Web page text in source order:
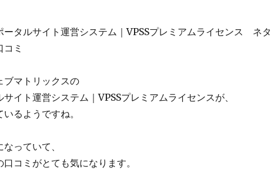
ータルサイト運営システム｜VPSSプレミアムライセンス ネ
ミ
ブマトリックスの
イト運営システム｜VPSSプレミアムライセンスが、
るようですね。
っていて、
コミがとても気になります。